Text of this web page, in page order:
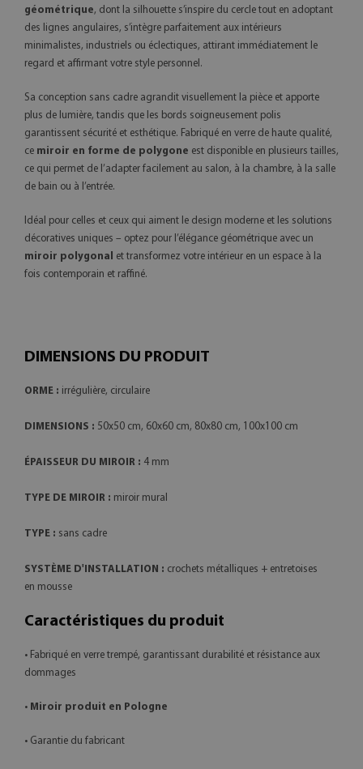
géométrique, dont la silhouette s’inspire du cercle tout en adoptant
des lignes angulaires, s’intègre parfaitement aux intérieurs
minimalistes, industriels ou éclectiques, attirant immédiatement le
regard et affirmant votre style personnel.
Sa conception sans cadre agrandit visuellement la pièce et apporte
plus de lumière, tandis que les bords soigneusement polis
garantissent sécurité et esthétique. Fabriqué en verre de haute qualité,
ce miroir en forme de polygone est disponible en plusieurs tailles,
ce qui permet de l’adapter facilement au salon, à la chambre, à la salle
de bain ou à l’entrée.
Idéal pour celles et ceux qui aiment le design moderne et les solutions
décoratives uniques – optez pour l’élégance géométrique avec un
miroir polygonal
et transformez votre intérieur en un espace à la
fois contemporain et raffiné.
DIMENSIONS DU PRODUIT
ORME : irrégulière, circulaire
DIMENSIONS : 50x50 cm, 60x60 cm, 80x80 cm, 100x100 cm
ÉPAISSEUR DU MIROIR : 4 mm
TYPE DE MIROIR : miroir mural
TYPE : sans cadre
SYSTÈME D'INSTALLATION : crochets métalliques + entretoises
en mousse
Caractéristiques du produit
• Fabriqué en verre trempé, garantissant durabilité et résistance aux
dommages
• Miroir produit en Pologne
• Garantie du fabricant